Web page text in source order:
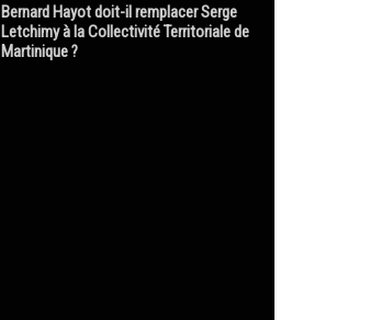
Bernard Hayot doit-il remplacer Serge
Letchimy à la Collectivité Territoriale de
Martinique ?